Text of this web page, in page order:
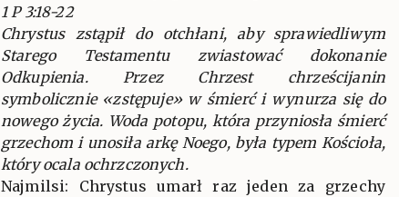
1 P 3:18-22
Chrystus zstąpił do otchłani, aby sprawiedliwym
Starego Testamentu zwiastować dokonanie
Odkupienia. Przez Chrzest chrześcijanin
symbolicznie «zstępuje» w śmierć i wynurza się do
nowego życia. Woda potopu, która przyniosła śmierć
grzechom i unosiła arkę Noego, była typem Kościoła,
który ocala ochrzczonych.
Najmilsi: Chrystus umarł raz jeden za grzechy